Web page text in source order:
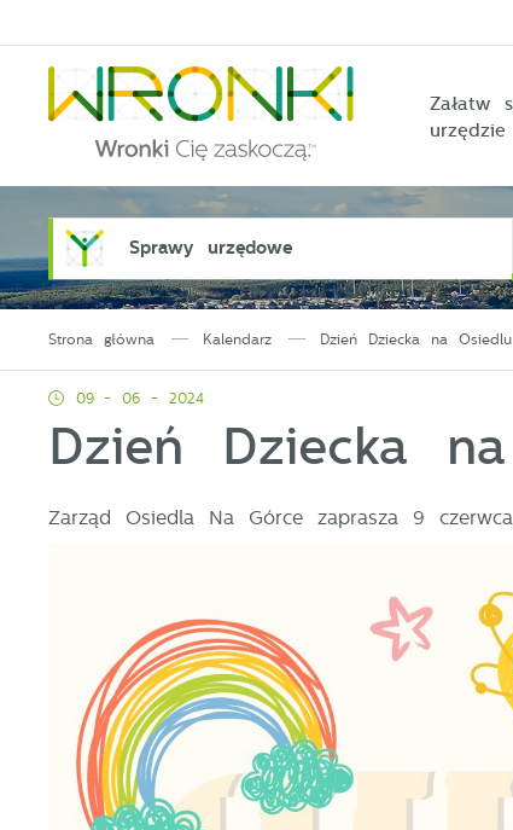
Załatw
urzędzie
Sprawy urzędowe
Strona główna Kalendarz Dzień Dziecka na
09 - 06 - 2024
Dzień Dziecka
Zarząd Osiedla Na Górce zaprasza 9